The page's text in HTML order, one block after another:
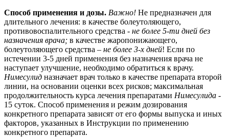
Способ применения и дозы. Важно! Не предназначен для
длительного лечения: в качестве болеутоляющего,
противовоспалительного средства - не более 5-ти дней без
назначения врача; в качестве жаропонижающего,
болеутоляющего средства – не более 3-х дней! Если по
истечении 3-5 дней применения без назначения врача не
наступает улучшение, необходимо обратиться к врачу.
Нимесулид назначает врач только в качестве препарата второй
линии, на основании оценки всех рисков; максимальная
продолжительность курса лечения препаратами Нимесулида -
15 суток. Способ применения и режим дозирования
конкретного препарата зависят от его формы выпуска и иных
факторов, указанных в Инструкции по применению
конкретного препарата.